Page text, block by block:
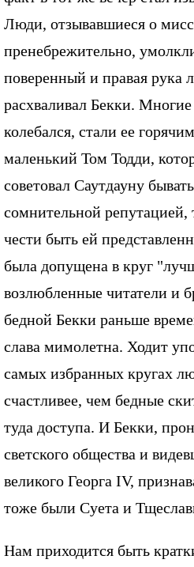
Люди, отзывавшиеся о
пренебрежительно,
поверенный и правая рука
расхваливал Бекки.
колебался, стали ее
маленький Том Тодди,
советовал Саутдауну
сомнительной репутацией,
чести быть ей
была допущена в круг
возлюбленные читатели и
бедной Бекки раньше
слава мимолетна. Ходит
самых избранных кругах
счастливее, чем бедные
туда доступа. И Бекки,
светского общества и
великого Георга IV,
тоже были Суета и
Нам приходится быть